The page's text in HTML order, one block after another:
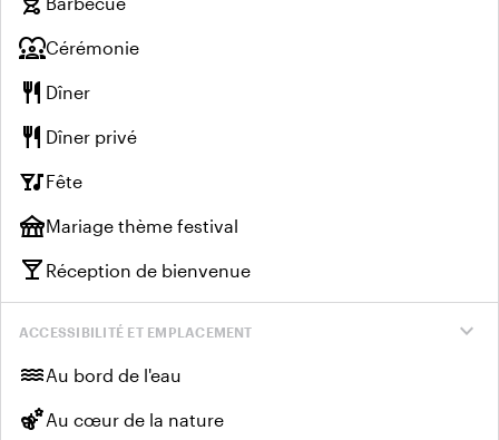
diversity_1Cérémonie
restaurant Dîner
restaurant Dîner privé
nightlifeFête
festivalMariage thème festival
local_bar Réception de bienvenue
expand_more
ACCESSIBILITÉ ET EMPLACEMENT
waterAu bord de l'eau
emoji_natureAu cœur de la nature